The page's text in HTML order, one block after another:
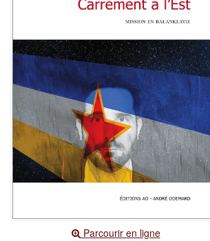
Parcourir en ligne